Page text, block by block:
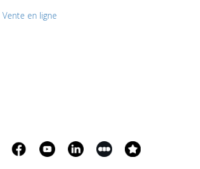
Vente en ligne